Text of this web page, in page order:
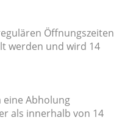
Öffnungszeiten
werden und wird 14
eine Abholung
als innerhalb von 14